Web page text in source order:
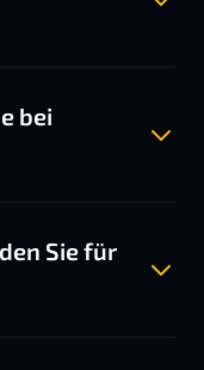
bei
Sie für